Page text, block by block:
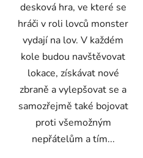
desková hra, ve které se
hráči v roli lovců monster
vydají na lov. V každém
kole budou navštěvovat
lokace, získávat nové
zbraně a vylepšovat se a
samozřejmě také bojovat
proti všemožným
nepřátelům a tím...